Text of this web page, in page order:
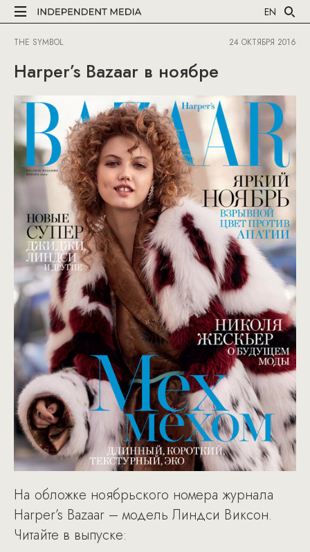
EN
THE SYMBOL 24 ОКТЯБРЯ 2016
Harper’s Bazaar в ноябре
На обложке ноябрьского номера журнала
Harper’s Bazaar – модель Линдси Виксон.
Читайте в выпуске: